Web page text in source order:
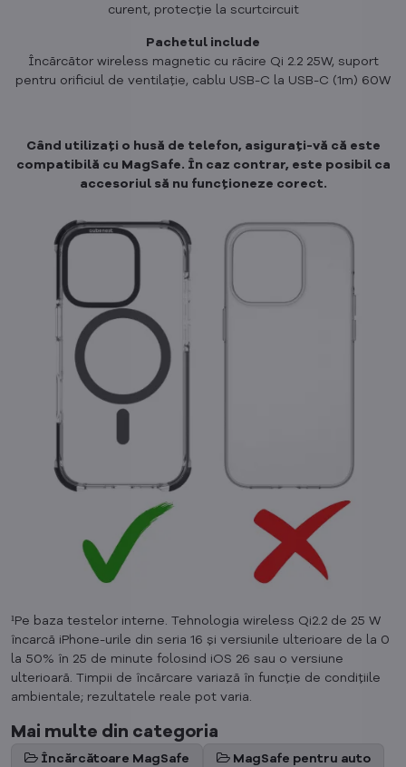
curent, protecție la scurtcircuit
Pachetul include
Încărcător wireless magnetic cu răcire Qi 2.2 25W, suport
pentru orificiul de ventilație, cablu USB-C la USB-C (1m) 60W
Când utilizați o husă de telefon, asigurați-vă că este
compatibilă cu MagSafe. În caz contrar, este posibil ca
accesoriul să nu funcționeze corect.
¹Pe baza testelor interne. Tehnologia wireless Qi2.2 de 25 W
încarcă iPhone-urile din seria 16 și versiunile ulterioare de la 0
la 50% în 25 de minute folosind iOS 26 sau o versiune
ulterioară. Timpii de încărcare variază în funcție de condițiile
ambientale; rezultatele reale pot varia.
Mai multe din categoria
Încărcătoare MagSafe MagSafe pentru auto